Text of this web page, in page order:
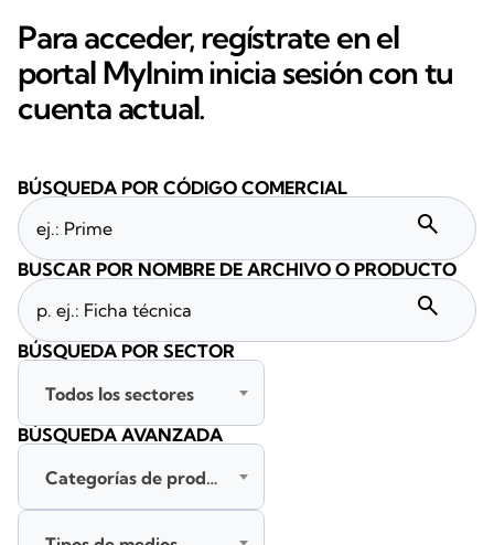
Para acceder, regístrate en el
portal MyInim inicia sesión con tu
cuenta actual.
BÚSQUEDA POR CÓDIGO COMERCIAL
search
BUSCAR POR NOMBRE DE ARCHIVO O PRODUCTO
search
BÚSQUEDA POR SECTOR
Todos los sectores
BÚSQUEDA AVANZADA
Categorías de productos